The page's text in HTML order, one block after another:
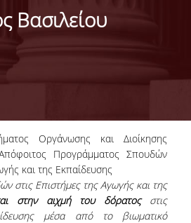
ΠΡΟΓΡΑΜΜΑΤΟΣ
Βασιλείου
Οργάνωσης και Διοίκησης
Προγράμματος Σπουδών
και της Εκπαίδευσης
στις Επιστήμες της Αγωγής και της
στην αιχμή του δόρατος στις
μέσα από το βιωματικό